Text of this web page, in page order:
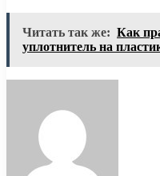
Читать так же: Как
уплотнитель на